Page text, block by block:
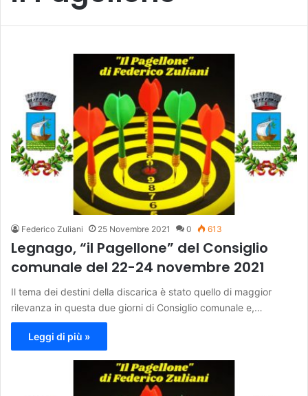
Federico Zuliani 25 Novembre 2021 0 613
Legnago, “il Pagellone” del Consiglio
comunale del 22-24 novembre 2021
Il tema dei destini della discarica è stato quello di maggior
rilevanza in questa due giorni di Consiglio comunale e,…
Leggi di più »